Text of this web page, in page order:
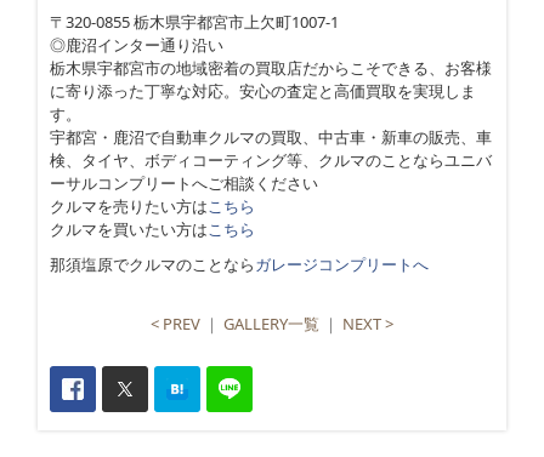
〒320-0855 栃木県宇都宮市上欠町1007-1
◎鹿沼インター通り沿い
栃木県宇都宮市の地域密着の買取店だからこそできる、お客様
に寄り添った丁寧な対応。安心の査定と高価買取を実現しま
す。
宇都宮・鹿沼で自動車クルマの買取、中古車・新車の販売、車
検、タイヤ、ボディコーティング等、クルマのことならユニバ
ーサルコンプリートへご相談ください
クルマを売りたい方はこちら
クルマを買いたい方はこちら
那須塩原でクルマのことならガレージコンプリートへ
< PREV ｜ GALLERY一覧 ｜ NEXT >